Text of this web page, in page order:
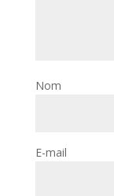
Nom
E-mail